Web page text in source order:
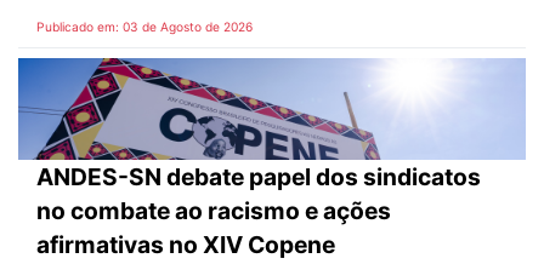
Publicado em: 03 de Agosto de 2026
ANDES-SN debate papel dos sindicatos
no combate ao racismo e ações
afirmativas no XIV Copene